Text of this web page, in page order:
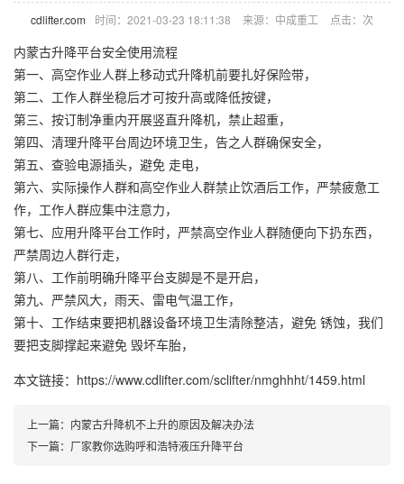
cdlifter.com 时间：2021-03-23 18:11:38 来源：中成重工 点击： 次
内蒙古升降平台安全使用流程
第一、高空作业人群上移动式升降机前要扎好保险带，
第二、工作人群坐稳后才可按升高或降低按键，
第三、按订制净重内开展竖直升降机，禁止超重，
第四、清理升降平台周边环境卫生，告之人群确保安全，
第五、查验电源插头，避免 走电，
第六、实际操作人群和高空作业人群禁止饮酒后工作，严禁疲惫工
作，工作人群应集中注意力，
第七、应用升降平台工作时，严禁高空作业人群随便向下扔东西，
严禁周边人群行走，
第八、工作前明确升降平台支脚是不是开启，
第九、严禁风大，雨天、雷电气温工作，
第十、工作结束要把机器设备环境卫生清除整洁，避免 锈蚀，我们
要把支脚撑起来避免 毁坏车胎，
本文链接：https://www.cdlifter.com/sclifter/nmghhht/1459.html
上一篇： 内蒙古升降机不上升的原因及解决办法
下一篇： 厂家教你选购呼和浩特液压升降平台